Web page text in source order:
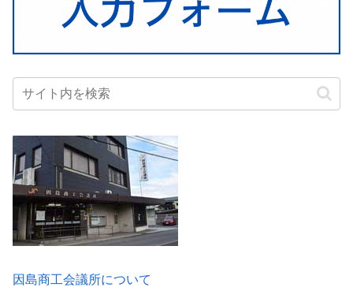
因島商工会議所について